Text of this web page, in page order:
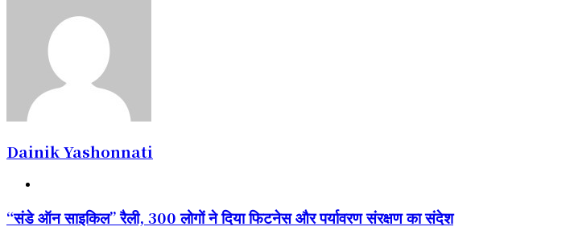
Dainik Yashonnati
“संडे
ऑन
“संडे ऑन साइकिल” रैली, 300 लोगों ने दिया फिटनेस और पर्यावरण संरक्षण का संदेश